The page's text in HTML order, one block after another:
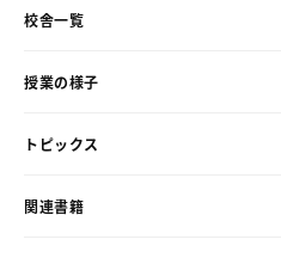
校舎一覧
授業の様子
トピックス
関連書籍